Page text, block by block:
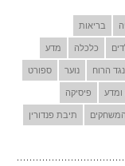
בריאות
כלכלה מדע
נגד הרוח נוער ספורט
ומדע פיסיקה
תיבת פנדורין